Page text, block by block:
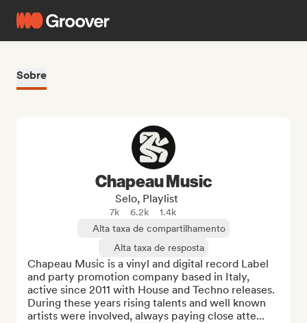
Sobre
Chapeau Music
Selo, Playlist
7k 6.2k
1.4k
Alta taxa de compartilhamento
Alta taxa de resposta
Chapeau Music is a vinyl and digital record Label
and party promotion company based in Italy,
active since 2011 with House and Techno releases.
During these years rising talents and well known
artists were involved, always paying close atte...